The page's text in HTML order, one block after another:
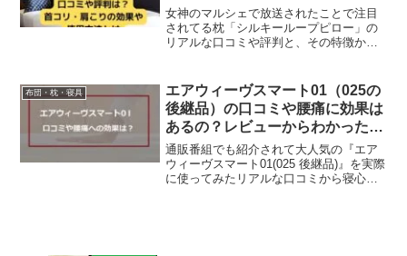
女神のマルシェで放送されたことで注目
されてる枕「シルキーループピロー」の
リアルな口コミや評判と、その特徴から
みました。睡眠の質の高さはとっても大
事ですが、枕の高さや硬さ...
布団・枕・寝具
エアウィーヴスマート01（025の
後継品）の口コミや腰痛に効果は
あるの？レビューからわかった真
実
通販番組でも紹介されて大人気の『エア
ウィーヴスマート01(025 後継品)』を実際
に使ってみたリアルな口コミから寝心地